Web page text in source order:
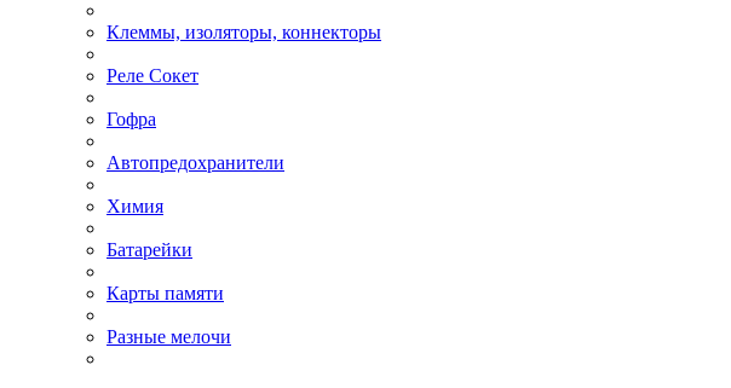
Клеммы, изоляторы, коннекторы
Реле Сокет
Гофра
Автопредохранители
Химия
Батарейки
Карты памяти
Разные мелочи